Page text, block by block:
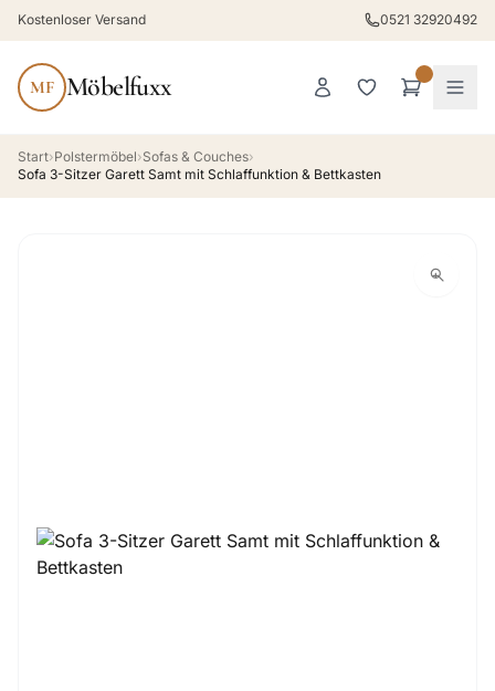
Kostenloser Versand 0521 32920492
MF Möbelfuxx
Start›Polstermöbel›Sofas & Couches›
Sofa 3-Sitzer Garett Samt mit Schlaffunktion & Bettkasten